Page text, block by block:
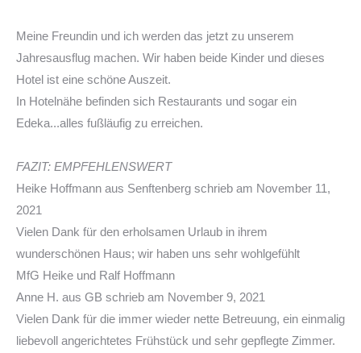
Meine Freundin und ich werden das jetzt zu unserem
Jahresausflug machen. Wir haben beide Kinder und dieses
Hotel ist eine schöne Auszeit.
In Hotelnähe befinden sich Restaurants und sogar ein
Edeka...alles fußläufig zu erreichen.
FAZIT: EMPFEHLENSWERT
Heike Hoffmann aus Senftenberg schrieb am November 11,
2021
Vielen Dank für den erholsamen Urlaub in ihrem
wunderschönen Haus; wir haben uns sehr wohlgefühlt
MfG Heike und Ralf Hoffmann
Anne H. aus GB schrieb am November 9, 2021
Vielen Dank für die immer wieder nette Betreuung, ein einmalig
liebevoll angerichtetes Frühstück und sehr gepflegte Zimmer.